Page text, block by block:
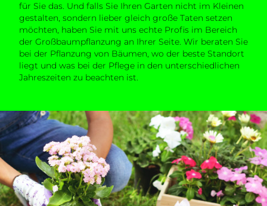
für Sie das. Und falls Sie Ihren Garten nicht im Kleinen
gestalten, sondern lieber gleich große Taten setzen
möchten, haben Sie mit uns echte Profis im Bereich
der Großbaumpflanzung an Ihrer Seite. Wir beraten Sie
bei der Pflanzung von Bäumen, wo der beste Standort
liegt und was bei der Pflege in den unterschiedlichen
Jahreszeiten zu beachten ist.